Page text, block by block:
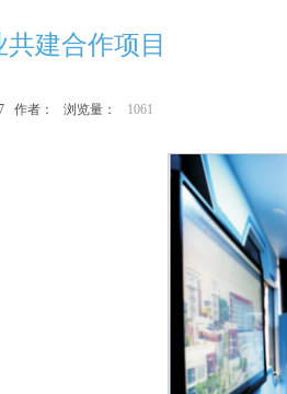
建合作项目
作者： 浏览量： 1061